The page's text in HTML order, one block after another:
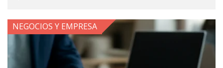
NEGOCIOS Y EMPRESA